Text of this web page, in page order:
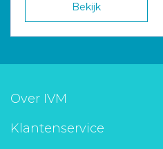
Bekijk
Over IVM
Klantenservice